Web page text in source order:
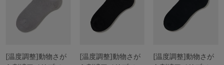
[温度調整]動物さが
[温度調整]動物さが
[温度調整]動物さが